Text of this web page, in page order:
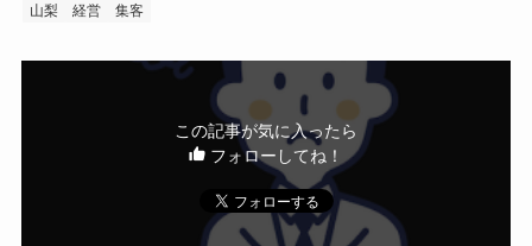
山梨
経営 集客
この記事が気に入ったら
フォローしてね！